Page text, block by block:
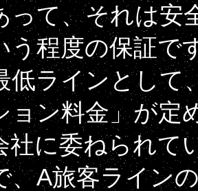
って、それは安
う程度の保証で
低ラインとして
ョン料金」が定
社に委ねられて
、A旅客ライン